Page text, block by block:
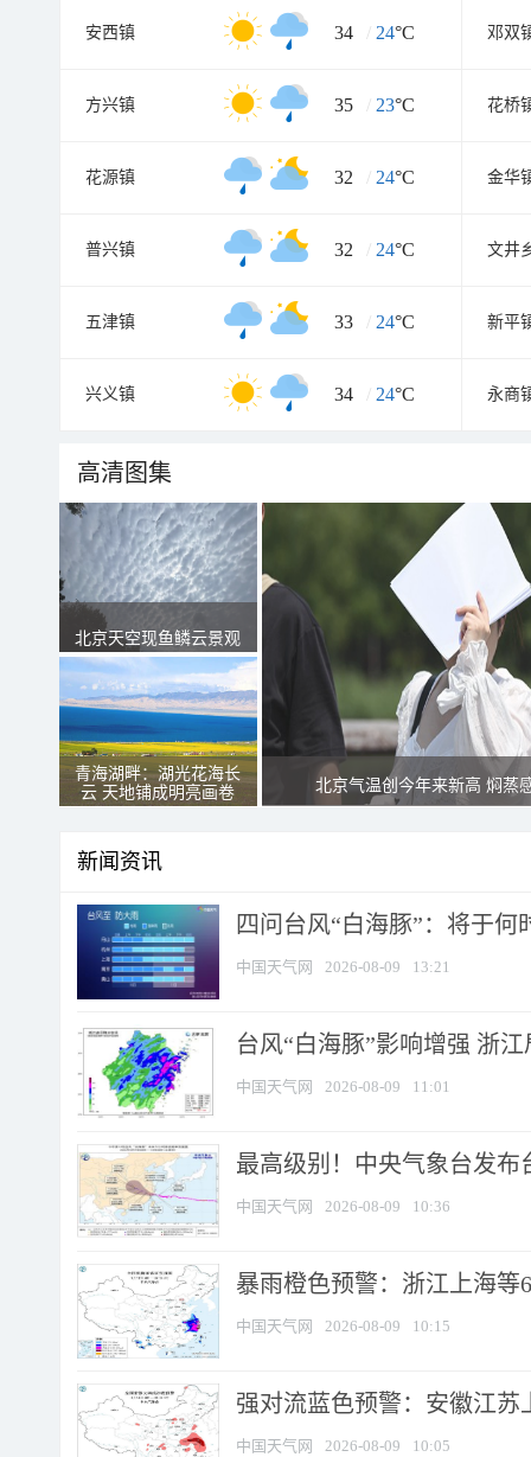
安西镇 34 / 24°C 邓双
方兴镇 35 / 23°C 花桥
花源镇 32 / 24°C 金华
普兴镇 32 / 24°C 文井
五津镇 33 / 24°C 新平
兴义镇 34 / 24°C 永商
高清图集
北京天空现鱼鳞云景观
青海湖畔：湖光花海长
云 天地铺成明亮画卷
北京气温创今年来新高 焖蒸
新闻资讯
四问台风“白海豚”：将于
中国天气网 2026-08-09 13:21
台风“白海豚”影响增强 浙
中国天气网 2026-08-09 11:01
最高级别！中央气象台发布
中国天气网 2026-08-09 10:36
暴雨橙色预警：浙江上海等
中国天气网 2026-08-09 10:15
强对流蓝色预警：安徽江苏
中国天气网 2026-08-09 10:05